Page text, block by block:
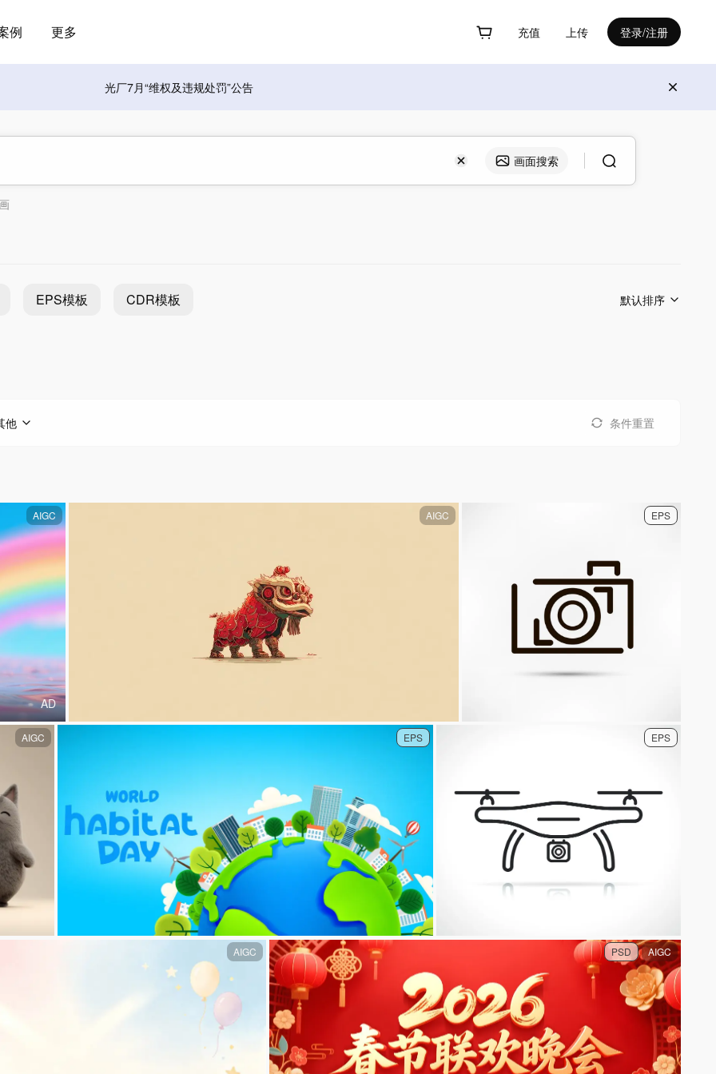
例 更多 充值 上传 登录/注册
光厂7月“维权及违规处罚”公告
画面搜索
EPS模板 CDR模板 默认排序
他 条件重置
AIGC
AD
AIGC EPS
AIGC EPS EPS
AIGC PSD AIGC